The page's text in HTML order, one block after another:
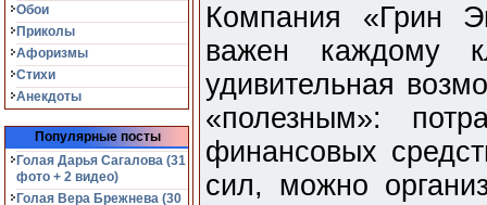
Обои
Приколы
Афоризмы
Стихи
Анекдоты
Популярные посты
Голая Дарья Сагалова (31
фото + 2 видео)
Голая Вера Брежнева (30
Компания «Грин
важен каждому
удивительная
«полезным»:
финансовых
сил, можно